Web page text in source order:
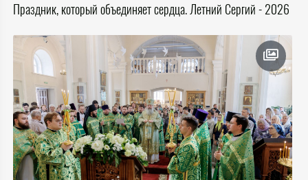
Праздник, который объединяет сердца. Летний Сергий - 2026